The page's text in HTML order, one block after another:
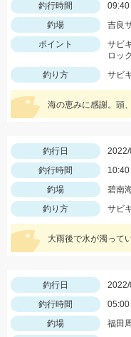
釣行時間
釣場
吉良
ポイント
サビ
ロッ
釣り方
サビ
釣行日
釣行時間
釣場
碧南
釣り方
サビ
釣行日
釣行時間
釣場
福田